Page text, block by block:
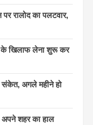
रालोद का पलटवार,
के खिलाफ लेना शुरू कर
संकेत, अगले महीने हो
शहर का हाल